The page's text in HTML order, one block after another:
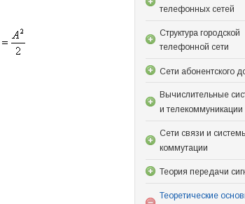
телефонных сетей
Структура городской
телефонной сети
Сети абонентского
Вычислительные
и телекоммуникации
Сети связи и
коммутации
Теория передачи
Теоретические